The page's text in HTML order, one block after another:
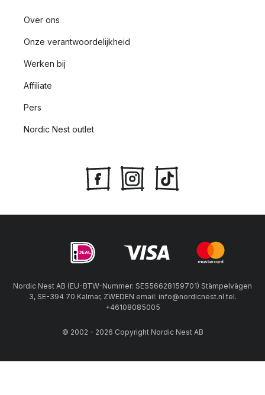
Over ons
Onze verantwoordelijkheid
Werken bij
Affiliate
Pers
Nordic Nest outlet
Nordic Nest AB (EU-BTW-Nummer: SE556628159701) Stämpelvägen
3, SE-394 70 Kalmar, ZWEDEN email: info@nordicnest.nl tel.
+46108085005
© 2002 - 2026 Copyright Nordic Nest AB